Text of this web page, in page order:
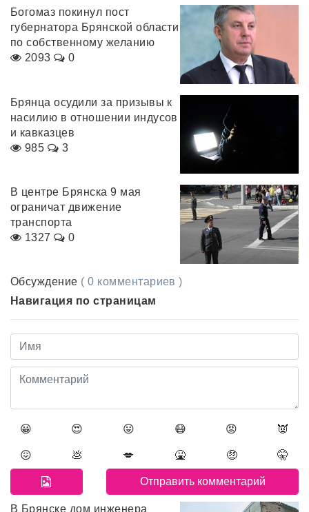
Богомаз покинул пост
губернатора Брянской области
по собственному желанию
2093
0
Брянца осудили за призывы к
насилию в отношении индусов
и кавказцев
985
3
В центре Брянска 9 мая
ограничат движение
транспорта
1327
0
Обсуждение ( 0 комментариев )
Навигация по страницам
😀 😍 😛 😷 😡 👿
😖 💩 💋 🤮 🤑 🤫
В Брянске дом инженера